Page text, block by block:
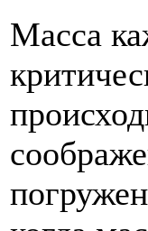
Масса